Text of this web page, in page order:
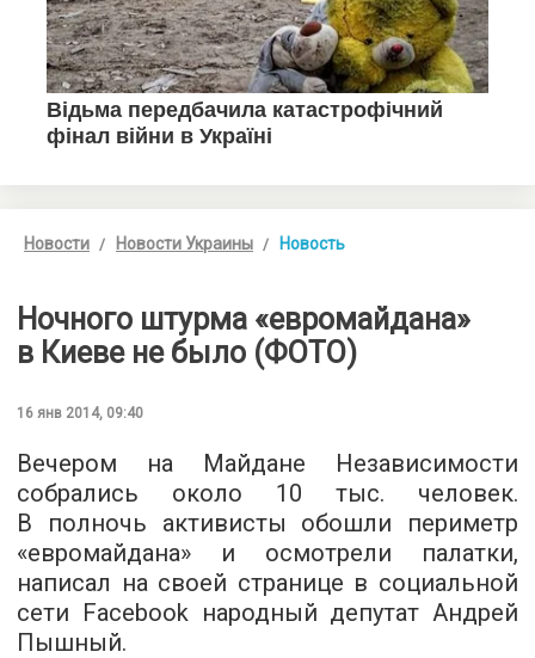
Новости Новости Украины Новость
Ночного штурма «евромайдана»
в Киеве не было (ФОТО)
16 янв 2014, 09:40
Вечером на Майдане Независимости
собрались около 10 тыс. человек.
В полночь активисты обошли периметр
«евромайдана» и осмотрели палатки,
написал на своей странице в социальной
сети Facebook народный депутат Андрей
Пышный.